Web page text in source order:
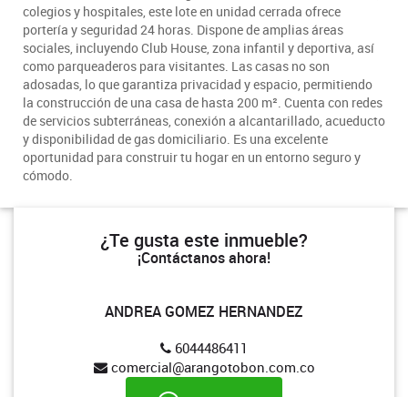
colegios y hospitales, este lote en unidad cerrada ofrece
portería y seguridad 24 horas. Dispone de amplias áreas
sociales, incluyendo Club House, zona infantil y deportiva, así
como parqueaderos para visitantes. Las casas no son
adosadas, lo que garantiza privacidad y espacio, permitiendo
la construcción de una casa de hasta 200 m². Cuenta con redes
de servicios subterráneas, conexión a alcantarillado, acueducto
y disponibilidad de gas domiciliario. Es una excelente
oportunidad para construir tu hogar en un entorno seguro y
cómodo.
¿Te gusta este inmueble?
¡Contáctanos ahora!
ANDREA GOMEZ HERNANDEZ
6044486411
comercial@arangotobon.com.co